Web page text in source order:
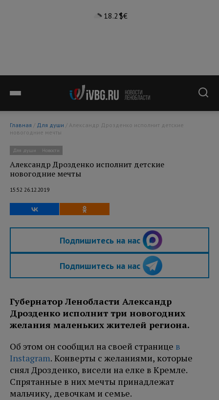
18.2°$€
Главная / Для души
новогодние мечты
Для души Новости
Александр Дрозденко исполнит детские
новогодние мечты
15:52 26.12.2019
Подпишитесь на нас
Подпишитесь на нас
Губернатор Ленобласти Александр
Дрозденко исполнит три новогодних
желания маленьких жителей региона.
Об этом он сообщил на своей странице в
Instagram. Конверты с желаниями, которые
снял Дрозденко, висели на елке в Кремле.
Спрятанные в них мечты принадлежат
мальчику, девочкам и семье.